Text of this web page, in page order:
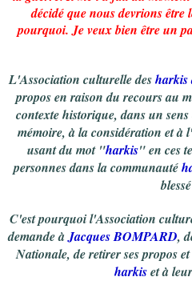
décidé que nous devrions être
pourquoi. Je veux bien être un
L'Association culturelle desharkis
propos en raison du recours au
contexte historique, dans un
mémoire, à la considération et à
usant du mot "harkis" en ces
personnes dans la communauté
C'est pourquoi l'Association
demande àJacques BOMPARD,
Nationale, de retirer ses propos
harkiset à